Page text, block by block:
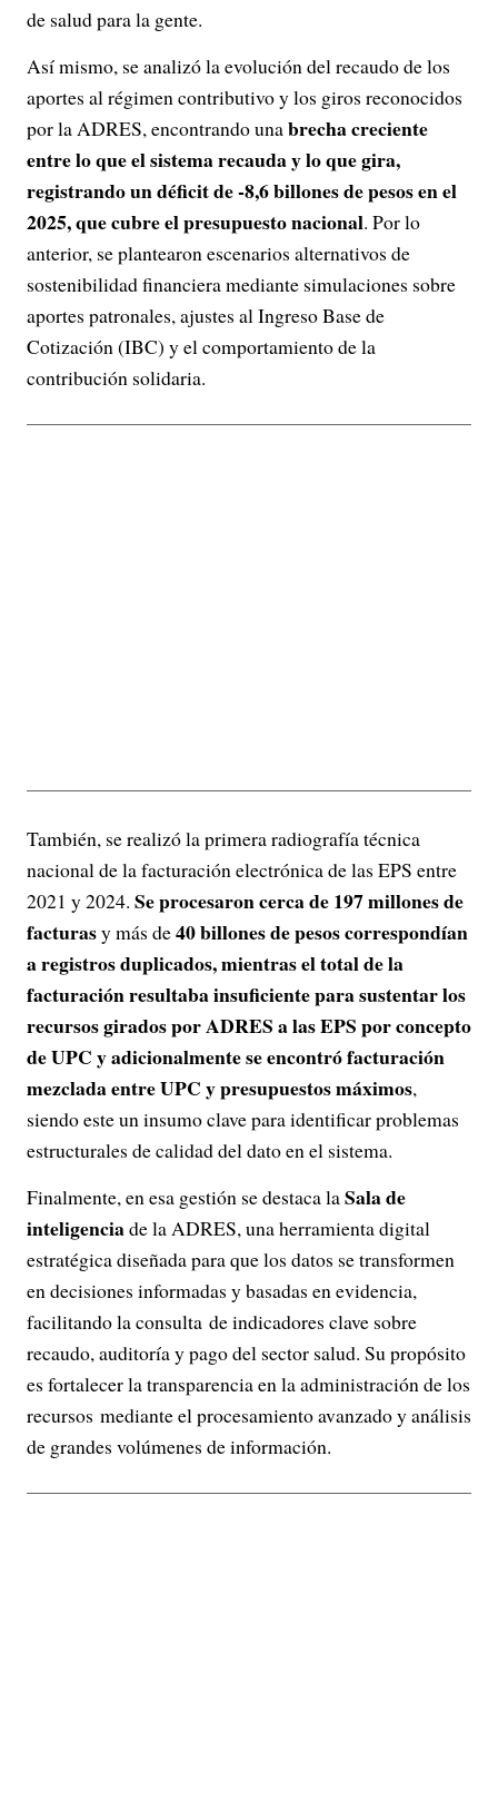
de salud para la gente.
Así mismo, se analizó la evolución del recaudo de los
aportes al régimen contributivo y los giros reconocidos
por la ADRES, encontrando unabrecha creciente
entre lo que el sistema recauda y lo que gira,
registrando un déficit de -8,6 billones de pesos en el
2025, que cubre el presupuesto nacional. Por lo
anterior, se plantearon escenarios alternativos de
sostenibilidad financiera mediante simulaciones sobre
aportes patronales, ajustes al Ingreso Base de
Cotización (IBC) y el comportamiento de la
contribución solidaria.
También, se realizó la primera radiografía técnica
nacional de la facturación electrónica de las EPS entre
2021 y 2024. Se procesaron cerca de 197 millones de
facturasy más de40 billones de pesos correspondían
a registros duplicados, mientras el total de la
facturación resultaba insuficiente para sustentar los
recursos girados por ADRES a las EPS por concepto
de UPC y adicionalmente se encontró facturación
mezclada entre UPC y presupuestos máximos,
siendo este un insumo clave para identificar problemas
estructurales de calidad del dato en el sistema.
Finalmente, en esa gestión se destaca laSala de
inteligenciade la ADRES, una herramienta digital
estratégica diseñada para que los datos se transformen
en decisiones informadas y basadas en evidencia,
facilitando la consulta de indicadores clave sobre
recaudo, auditoría y pago del sector salud. Su propósito
es fortalecer la transparencia en la administración de los
recursos mediante el procesamiento avanzado y análisis
de grandes volúmenes de información.